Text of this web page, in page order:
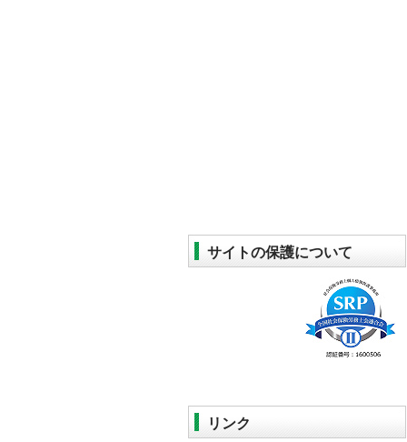
サイトの保護について
リンク